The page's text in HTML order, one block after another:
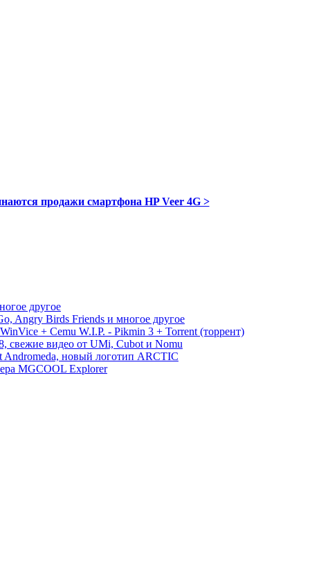
продажи смартфона HP Veer 4G >
другое
Angry Birds Friends и многое другое
+ Cemu W.I.P. - Pikmin 3 + Torrent (торрент)
свежие видео от UMi, Cubot и Nomu
Andromeda, новый логотип ARCTIC
MGCOOL Explorer